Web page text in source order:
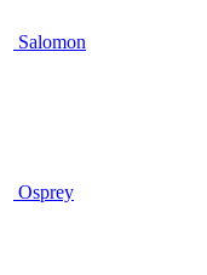
Salomon
Osprey